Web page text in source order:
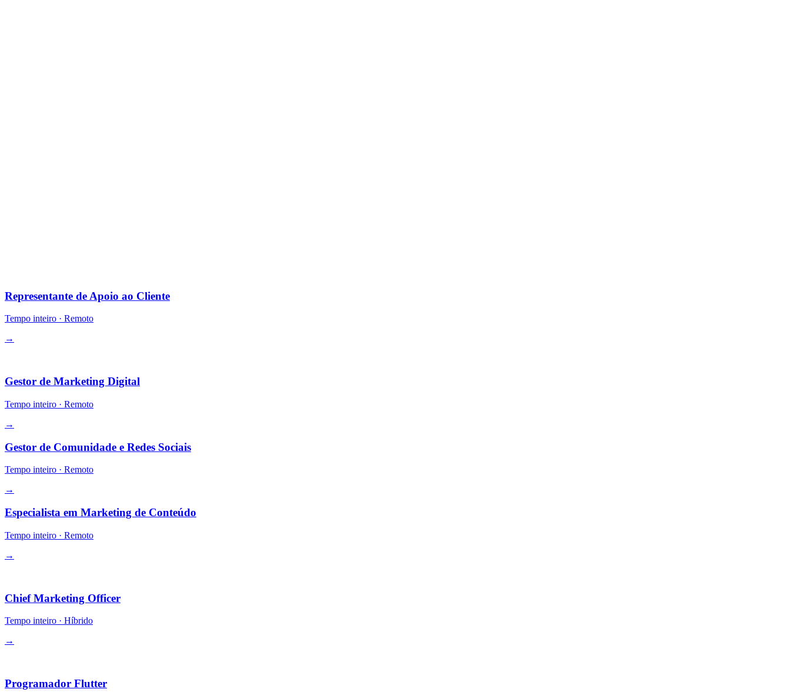
Representante de Apoio ao Cliente
Tempo inteiro · Remoto
→
Gestor de Marketing Digital
Tempo inteiro · Remoto
→
Gestor de Comunidade e Redes Sociais
Tempo inteiro · Remoto
→
Especialista em Marketing de Conteúdo
Tempo inteiro · Remoto
→
Chief Marketing Officer
Tempo inteiro · Híbrido
→
Programador Flutter